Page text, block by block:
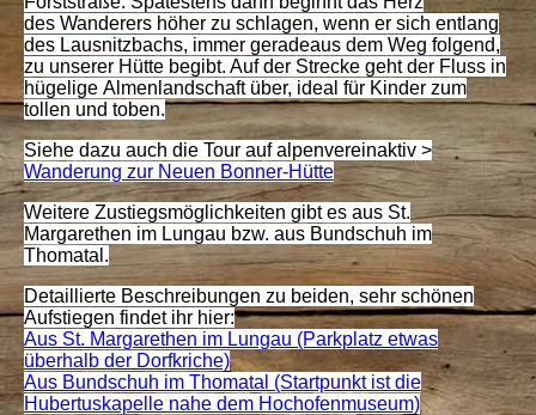
des Wanderers höher zu schlagen, wenn er sich entlang
des Lausnitzbachs, immer geradeaus dem Weg folgend,
zu unserer Hütte begibt. Auf der Strecke geht der Fluss in
hügelige Almenlandschaft über, ideal für Kinder zum
tollen und toben.
Siehe dazu auch die Tour auf alpenvereinaktiv >
Wanderung zur Neuen Bonner-Hütte
Weitere Zustiegsmöglichkeiten gibt es aus St.
Margarethen im Lungau bzw. aus Bundschuh im
Thomatal.
Detaillierte Beschreibungen zu beiden, sehr schönen
Aufstiegen findet ihr hier:
Aus St. Margarethen im Lungau (Parkplatz etwas
überhalb der Dorfkriche)
Aus Bundschuh im Thomatal (Startpunkt ist die
Hubertuskapelle nahe dem Hochofenmuseum)